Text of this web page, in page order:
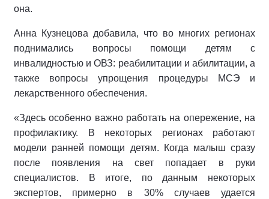
она.
Анна Кузнецова добавила, что во многих регионах
поднимались вопросы помощи детям с
инвалидностью и ОВЗ: реабилитации и абилитации, а
также вопросы упрощения процедуры МСЭ и
лекарственного обеспечения.
«Здесь особенно важно работать на опережение, на
профилактику. В некоторых регионах работают
модели ранней помощи детям. Когда малыш сразу
после появления на свет попадает в руки
специалистов. В итоге, по данным некоторых
экспертов, примерно в 30% случаев удается